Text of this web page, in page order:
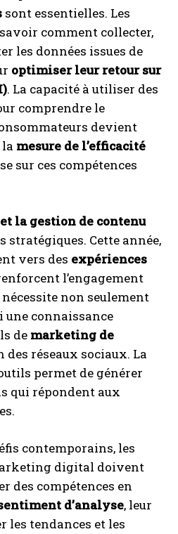
sont essentielles. Les
comment collecter,
les données issues de
optimiser leur retour sur
. La capacité à utiliser des
comprendre le
devient
mesure de l’efficacité
sur ces compétences
la gestion de contenu
stratégiques. Cette année,
vers des expériences
l’engagement
non seulement
une connaissance
de marketing de
des réseaux sociaux. La
permet de générer
qui répondent aux
contemporains, les
digital doivent
des compétences en
d’analyse, leur
les tendances et les